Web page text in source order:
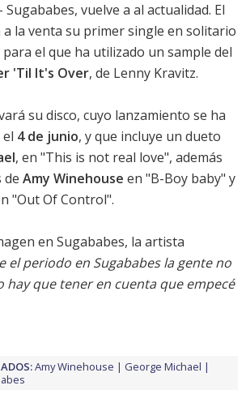
Sugababes, vuelve a al actualidad. El
a la venta su primer single en solitario
el que ha utilizado un sample del
'Til It's Over, de Lenny Kravitz.
su disco, cuyo lanzamiento se ha
4 de junio, y que incluye un dueto
, en "This is not real love", además
de Amy Winehouse en "B-Boy baby" y
"Out Of Control".
en Sugababes, la artista
el periodo en Sugababes la gente no
hay que tener en cuenta que empecé
Amy Winehouse
George Michael